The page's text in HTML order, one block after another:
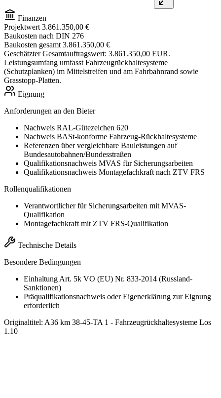
Finanzen
Projektwert 3.861.350,00 €
Baukosten nach DIN 276
Baukosten gesamt 3.861.350,00 €
Geschätzter Gesamtauftragswert: 3.861.350,00 EUR.
Leistungsumfang umfasst Fahrzeugrückhaltesysteme
(Schutzplanken) im Mittelstreifen und am Fahrbahnrand sowie
Grasstopp-Platten.
Eignung
Anforderungen an den Bieter
Nachweis RAL-Gütezeichen 620
Nachweis BASt-konforme Fahrzeug-Rückhaltesysteme
Referenzen über vergleichbare Bauleistungen auf
Bundesautobahnen/Bundesstraßen
Qualifikationsnachweis MVAS für Sicherungsarbeiten
Qualifikationsnachweis Montagefachkraft nach ZTV FRS
Rollenqualifikationen
Verantwortlicher für Sicherungsarbeiten mit MVAS-
Qualifikation
Montagefachkraft mit ZTV FRS-Qualifikation
Technische Details
Besondere Bedingungen
Einhaltung Art. 5k VO (EU) Nr. 833-2014 (Russland-
Sanktionen)
Präqualifikationsnachweis oder Eigenerklärung zur Eignung
erforderlich
Originaltitel: A36 km 38-45-TA 1 - Fahrzeugrückhaltesysteme Los
1.10